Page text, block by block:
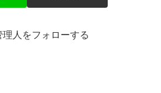
理人をフォローする